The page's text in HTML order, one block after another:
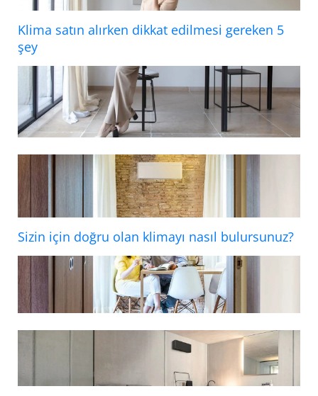
Klima satın alırken dikkat edilmesi gereken 5
şey
Sizin için doğru olan klimayı nasıl bulursunuz?